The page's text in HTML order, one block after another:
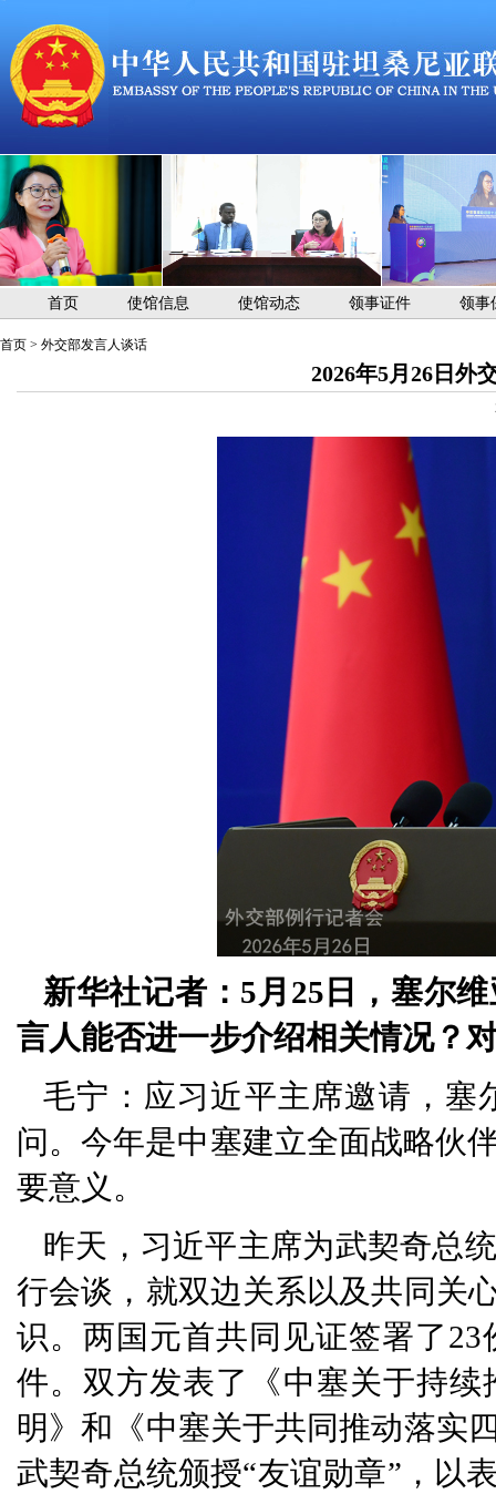
首页 使馆信息 使馆动态 领事证件 领事
首页 > 外交部发言人谈话
2026年5月26日外
新华社记者：5月25日，塞尔
言人能否进一步介绍相关情况？
毛宁：应习近平主席邀请，塞
问。今年是中塞建立全面战略伙
要意义。
昨天，习近平主席为武契奇总
行会谈，就双边关系以及共同关
识。两国元首共同见证签署了
件。双方发表了《中塞关于持
明》和《中塞关于共同推动落实
武契奇总统颁授“友谊勋章”，以